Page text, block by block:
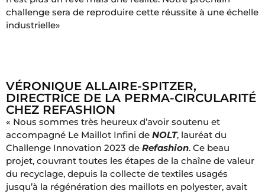
challenge sera de reproduire cette réussite à une échelle
industrielle»
VÉRONIQUE ALLAIRE-SPITZER,
DIRECTRICE DE LA PERMA-CIRCULARITÉ
CHEZ REFASHION
« Nous sommes très heureux d’avoir soutenu et
accompagné Le Maillot Infini de NOLT, lauréat du
Challenge Innovation 2023 de Refashion. Ce beau
projet, couvrant toutes les étapes de la chaîne de valeur
du recyclage, depuis la collecte de textiles usagés
jusqu’à la régénération des maillots en polyester, avait